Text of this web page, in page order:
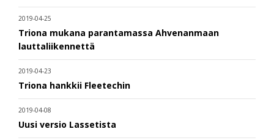
2019-04-25
Triona mukana parantamassa Ahvenanmaan
lauttaliikennettä
2019-04-23
Triona hankkii Fleetechin
2019-04-08
Uusi versio Lassetista